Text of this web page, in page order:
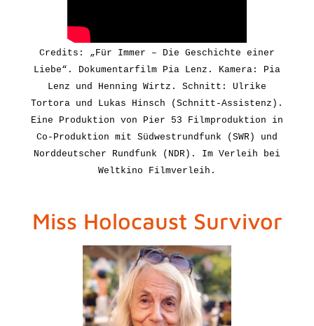
Credits: „Für Immer – Die Geschichte einer
Liebe“. Dokumentarfilm Pia Lenz. Kamera: Pia
Lenz und Henning Wirtz. Schnitt: Ulrike
Tortora und Lukas Hinsch (Schnitt-Assistenz).
Eine Produktion von Pier 53 Filmproduktion in
Co-Produktion mit Südwestrundfunk (SWR) und
Norddeutscher Rundfunk (NDR).
Im Verleih bei
Weltkino Filmverleih.
Miss Holocaust Survivor